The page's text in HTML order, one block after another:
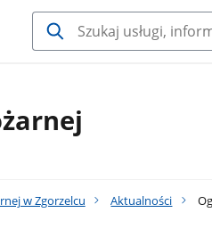
w Zgorzelcu Aktualności